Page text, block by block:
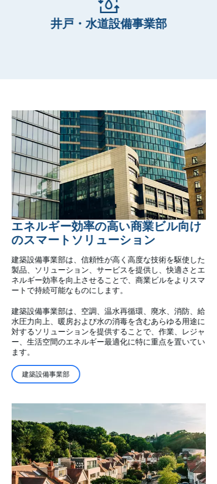
井戸・水道設備事業部
エネルギー効率の高い商業ビル向け
のスマートソリューション
建築設備事業部は、信頼性が高く高度な技術を駆使した
製品、ソリューション、サービスを提供し、快適さとエ
ネルギー効率を向上させることで、商業ビルをよりスマ
ートで持続可能なものにします。
建築設備事業部は、空調、温水再循環、廃水、消防、給
水圧力向上、暖房および水の消毒を含むあらゆる用途に
対するソリューションを提供することで、作業、レジャ
ー、生活空間のエネルギー最適化に特に重点を置いてい
ます。
建築設備事業部